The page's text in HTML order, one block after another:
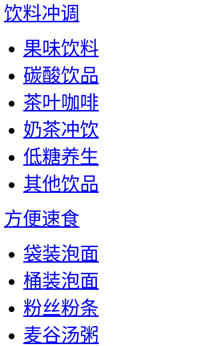
饮料冲调
果味饮料
碳酸饮品
茶叶咖啡
奶茶冲饮
低糖养生
其他饮品
方便速食
袋装泡面
桶装泡面
粉丝粉条
麦谷汤粥